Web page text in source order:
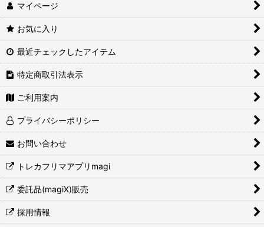
マイページ
お気に入り
最近チェックしたアイテム
特定商取引法表示
ご利用案内
プライバシーポリシー
お問い合わせ
トレカフリマアプリmagi
委託品(magiX)販売
採用情報